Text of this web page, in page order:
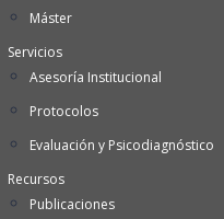
Máster
Servicios
Asesoría Institucional
Protocolos
Evaluación y Psicodiagnóstico
Recursos
Publicaciones